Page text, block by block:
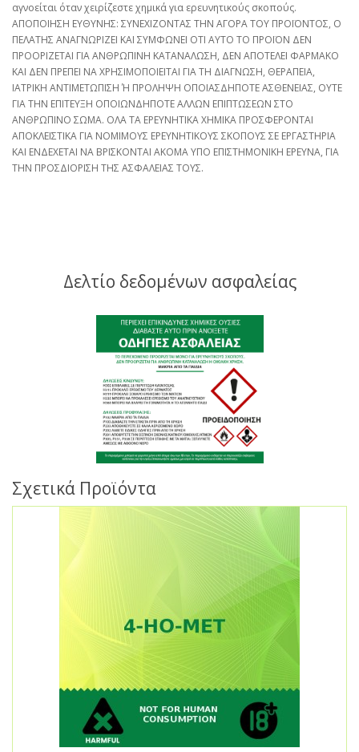
αγνοείται όταν χειρίζεστε χημικά για ερευνητικούς σκοπούς.
ΑΠΟΠΟΙΗΣΗ ΕΥΘΥΝΗΣ: ΣΥΝΕΧΙΖΟΝΤΑΣ ΤΗΝ ΑΓΟΡΑ ΤΟΥ ΠΡΟΪΟΝΤΟΣ, Ο
ΠΕΛΑΤΗΣ ΑΝΑΓΝΩΡΙΖΕΙ ΚΑΙ ΣΥΜΦΩΝΕΙ ΟΤΙ ΑΥΤΟ ΤΟ ΠΡΟΪΟΝ ΔΕΝ
ΠΡΟΟΡΙΖΕΤΑΙ ΓΙΑ ΑΝΘΡΩΠΙΝΗ ΚΑΤΑΝΑΛΩΣΗ, ΔΕΝ ΑΠΟΤΕΛΕΙ ΦΑΡΜΑΚΟ
ΚΑΙ ΔΕΝ ΠΡΕΠΕΙ ΝΑ ΧΡΗΣΙΜΟΠΟΙΕΙΤΑΙ ΓΙΑ ΤΗ ΔΙΑΓΝΩΣΗ, ΘΕΡΑΠΕΙΑ,
ΙΑΤΡΙΚΗ ΑΝΤΙΜΕΤΩΠΙΣΗ Ή ΠΡΟΛΗΨΗ ΟΠΟΙΑΣΔΗΠΟΤΕ ΑΣΘΕΝΕΙΑΣ, ΟΥΤΕ
ΓΙΑ ΤΗΝ ΕΠΙΤΕΥΞΗ ΟΠΟΙΩΝΔΗΠΟΤΕ ΑΛΛΩΝ ΕΠΙΠΤΩΣΕΩΝ ΣΤΟ
ΑΝΘΡΩΠΙΝΟ ΣΩΜΑ. ΟΛΑ ΤΑ ΕΡΕΥΝΗΤΙΚΑ ΧΗΜΙΚΑ ΠΡΟΣΦΕΡΟΝΤΑΙ
ΑΠΟΚΛΕΙΣΤΙΚΑ ΓΙΑ ΝΟΜΙΜΟΥΣ ΕΡΕΥΝΗΤΙΚΟΥΣ ΣΚΟΠΟΥΣ ΣΕ ΕΡΓΑΣΤΗΡΙΑ
ΚΑΙ ΕΝΔΕΧΕΤΑΙ ΝΑ ΒΡΙΣΚΟΝΤΑΙ ΑΚΟΜΑ ΥΠΟ ΕΠΙΣΤΗΜΟΝΙΚΗ ΕΡΕΥΝΑ, ΓΙΑ
ΤΗΝ ΠΡΟΣΔΙΟΡΙΣΗ ΤΗΣ ΑΣΦΑΛΕΙΑΣ ΤΟΥΣ.
Δελτίο δεδομένων ασφαλείας
Σχετικά Προϊόντα